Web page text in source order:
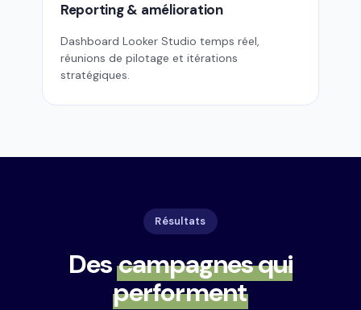
Reporting & amélioration
Dashboard Looker Studio temps réel,
réunions de pilotage et itérations
stratégiques.
Résultats
Descampagnes qui
performent